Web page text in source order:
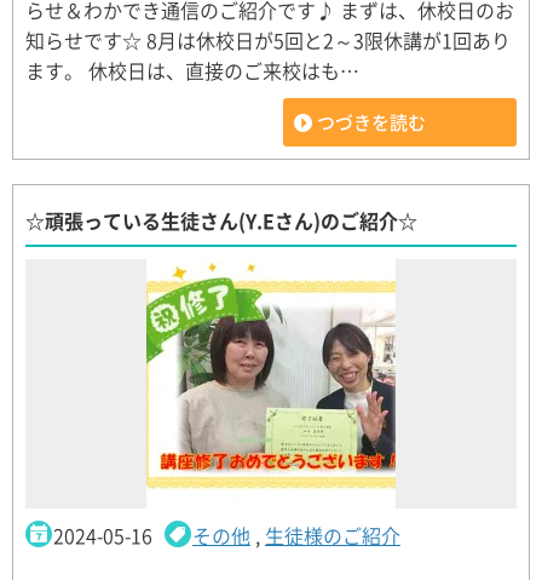
らせ＆わかでき通信のご紹介です♪ まずは、休校日のお
知らせです☆ 8月は休校日が5回と2～3限休講が1回あり
ます。 休校日は、直接のご来校はも…
つづきを読む
☆頑張っている生徒さん(Y.Eさん)のご紹介☆
2024-05-16 その他 , 生徒様のご紹介